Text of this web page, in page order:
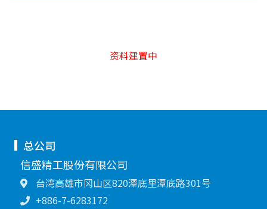
资料建置中
总公司
信盛精工股份有限公司
台湾高雄市冈山区820潭底里潭底路301号
+886-7-6283172